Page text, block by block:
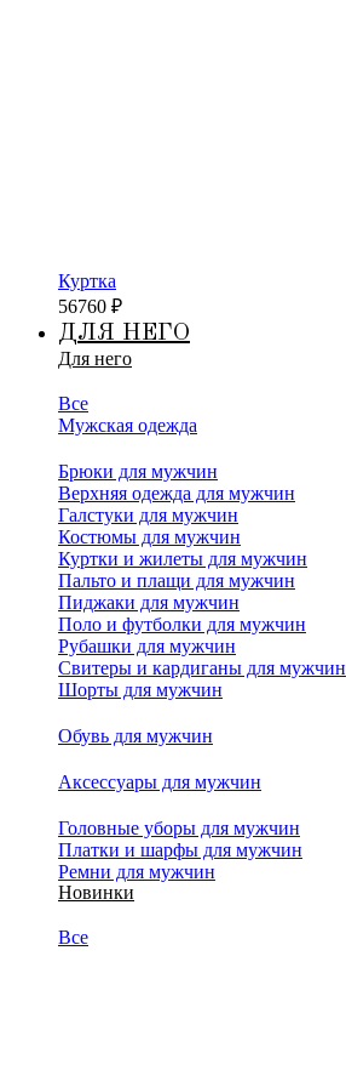
Куртка
56760 ₽
ДЛЯ НЕГО
Для него
Все
Мужская одежда
Брюки для мужчин
Верхняя одежда для мужчин
Галстуки для мужчин
Костюмы для мужчин
Куртки и жилеты для мужчин
Пальто и плащи для мужчин
Пиджаки для мужчин
Поло и футболки для мужчин
Рубашки для мужчин
Свитеры и кардиганы для мужчин
Шорты для мужчин
Обувь для мужчин
Аксессуары для мужчин
Головные уборы для мужчин
Платки и шарфы для мужчин
Ремни для мужчин
Новинки
Все